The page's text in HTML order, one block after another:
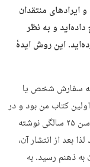
منتقدان
و به نظر
این روش ایدهٔ
به سفارش شخص یا
کتاب من بود و در
سال ۸۳ منتشر شد. با توجه به اینکه این کار را در سن ۲۵ سالگی نوشته
بعد از انتشار آن،
به ذهنم رسید. به